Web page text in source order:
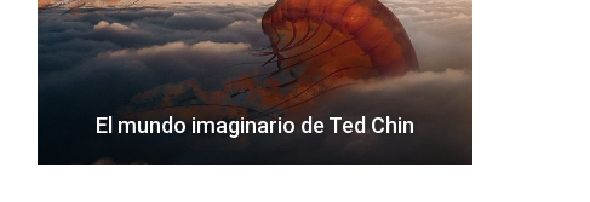
El mundo imaginario de Ted Chin